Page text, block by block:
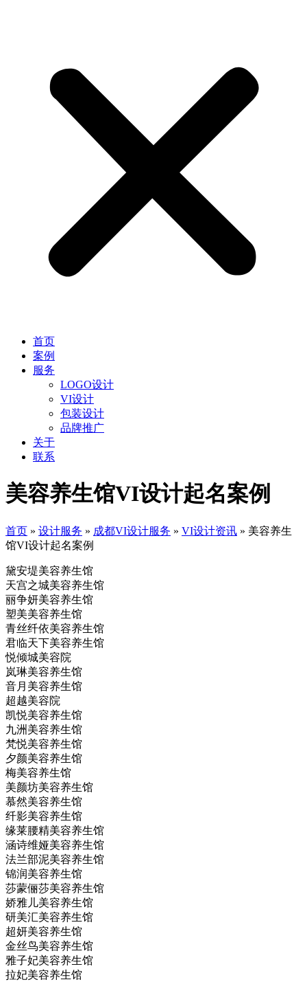
首页
案例
服务
LOGO设计
VI设计
包装设计
品牌推广
关于
联系
美容养生馆VI设计起名案例
首页 » 设计服务 » 成都VI设计服务 » VI设计资讯 » 美容养生
馆VI设计起名案例
黛安堤美容养生馆
天宫之城美容养生馆
丽争妍美容养生馆
塑美美容养生馆
青丝纤依美容养生馆
君临天下美容养生馆
悦倾城美容院
岚琳美容养生馆
音月美容养生馆
超越美容院
凯悦美容养生馆
九洲美容养生馆
梵悦美容养生馆
夕颜美容养生馆
梅美容养生馆
美颜坊美容养生馆
慕然美容养生馆
纤影美容养生馆
缘莱腰精美容养生馆
涵诗维娅美容养生馆
法兰部泥美容养生馆
锦润美容养生馆
莎蒙俪莎美容养生馆
娇雅儿美容养生馆
研美汇美容养生馆
超妍美容养生馆
金丝鸟美容养生馆
雅子妃美容养生馆
拉妃美容养生馆